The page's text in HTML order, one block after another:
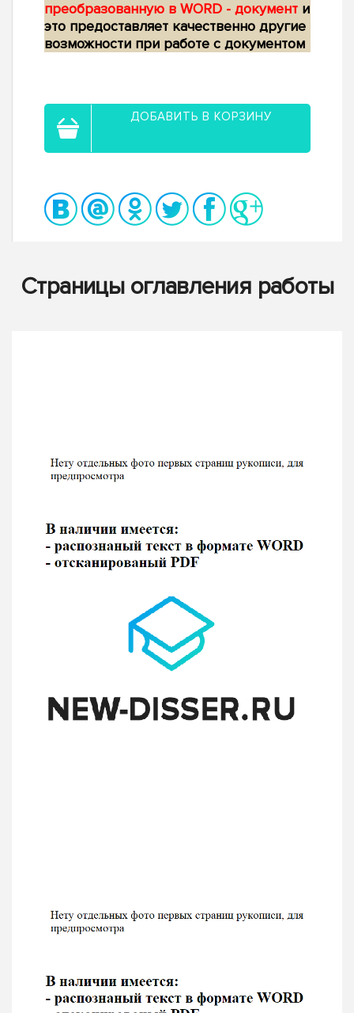
преобразованную в WORD - документ и
это предоставляет качественно другие
возможности при работе с документом
ДОБАВИТЬ В КОРЗИНУ
Страницы оглавления работы